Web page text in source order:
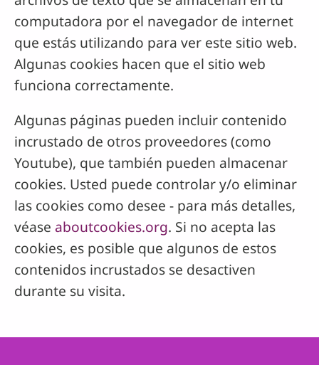
computadora por el navegador de internet
que estás utilizando para ver este sitio web.
Algunas cookies hacen que el sitio web
funciona correctamente.
Algunas páginas pueden incluir contenido
incrustado de otros proveedores (como
Youtube), que también pueden almacenar
cookies. Usted puede controlar y/o eliminar
las cookies como desee - para más detalles,
véase aboutcookies.org. Si no acepta las
cookies, es posible que algunos de estos
contenidos incrustados se desactiven
durante su visita.